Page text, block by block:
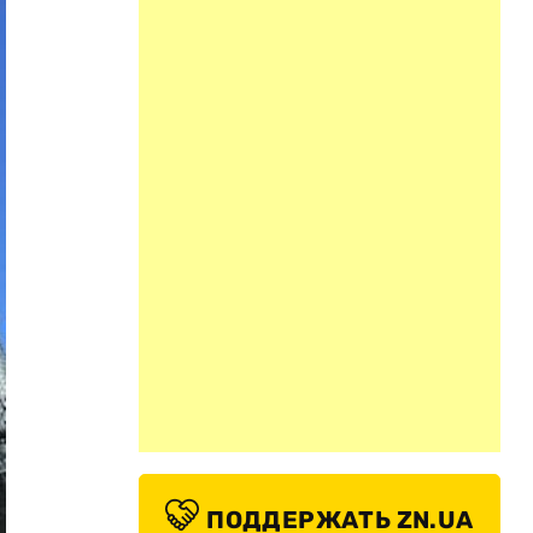
ПОДДЕРЖАТЬ ZN.UA